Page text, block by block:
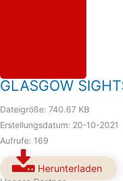
GLASGOW
Dateigröße: 740.67 KB
Erstellungsdatum: 20-10-2021
Aufrufe: 169
Herunterladen